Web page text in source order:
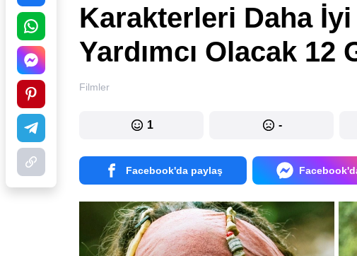
Karakterleri Daha İyi
Yardımcı Olacak 12
Filmler
1 -
Facebook'da paylaş